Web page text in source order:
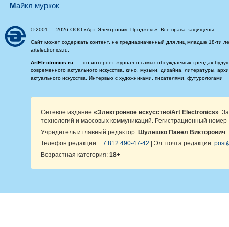
майкл муркок
© 2001 — 2026 ООО «Арт Электроникс Проджект». Все права защищены.
Сайт может содержать контент, не предназначенный для лиц младше 18-ти
artelectronics.ru.
ArtElectronics.ru — это интернет-журнал о самых обсуждаемых трендах
современного актуального искусства, кино, музыки, дизайна, литературы,
актуального искусства. Интервью с художниками, писателями, футурологами
Сетевое издание «Электронное искусство/Art Electronics» .
технологий и массовых коммуникаций. Регистрационный
Учредитель и главный редактор: Шулешко Павел Викторович
Телефон редакции: +7 812 490-47-42 | Эл. почта редакции:
Возрастная категория: 18+